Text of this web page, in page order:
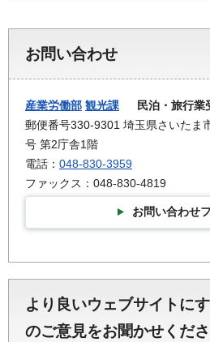
お問い合わせ
産業労働部 観光課 民泊・旅行業
郵便番号330-9301 埼玉県さいたま
号 第2庁舎1階
電話： 048-830-3959
ファックス：048-830-4819
お問い合わせ
より良いウェブサイトに
のご意見をお聞かせくだ